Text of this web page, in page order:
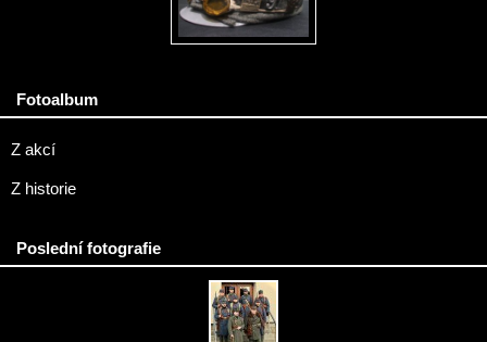
Fotoalbum
Z akcí
Z historie
Poslední fotografie